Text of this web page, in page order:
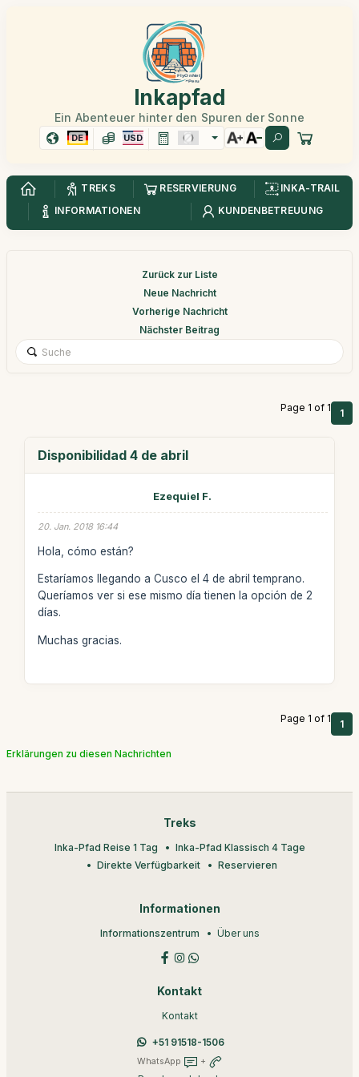
Inkapfad
Ein Abenteuer hinter den Spuren der Sonne
DE USD
TREKS RESERVIERUNG
INKA-TRAIL
INFORMATIONEN
KUNDENBETREUUNG
Zurück zur Liste
Neue Nachricht
Vorherige Nachricht
Nächster Beitrag
Page 1 of 1 1
Disponibilidad 4 de abril
Ezequiel F.
20. Jan. 2018 16:44
Hola, cómo están?
Estaríamos llegando a Cusco el 4 de abril temprano.
Queríamos ver si ese mismo día tienen la opción de 2
días.
Muchas gracias.
Page 1 of 1 1
Erklärungen zu diesen Nachrichten
Treks
Inka-Pfad Reise 1 Tag
Inka-Pfad Klassisch 4 Tage
Direkte Verfügbarkeit
Reservieren
Informationen
Informationszentrum Über uns
Kontakt
Kontakt
+51 91518-1506
WhatsApp +